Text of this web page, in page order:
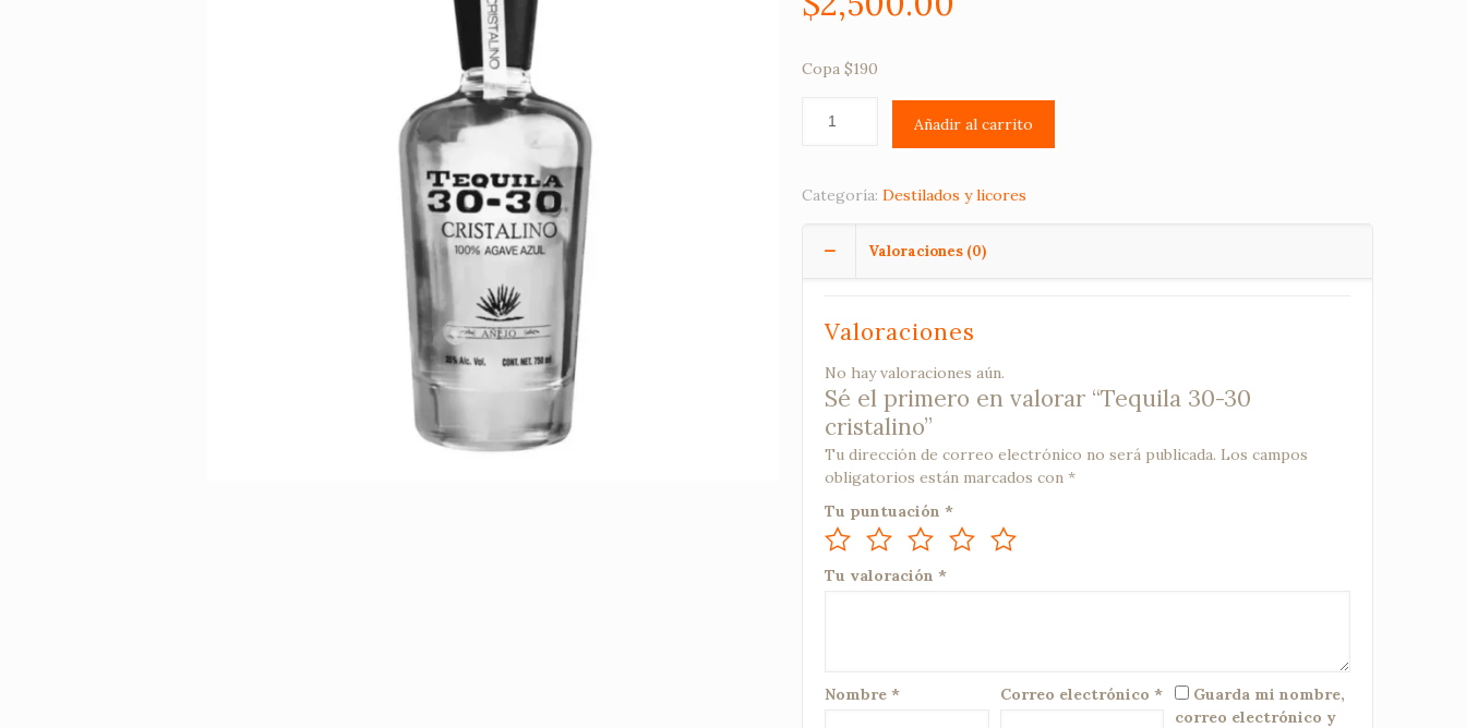
Copa $190
Añadir al carrito
Categoría:Destilados y licores
Valoraciones (0)
Valoraciones
No hay valoraciones aún.
Sé el primero en valorar “Tequila 30-30
cristalino”
Tu dirección de correo electrónico no será publicada. Los campos
obligatorios están marcados con*
Tu puntuación*
Tu valoración*
Nombre* Correo electrónico *
Guarda mi nombre,
correo electrónico y